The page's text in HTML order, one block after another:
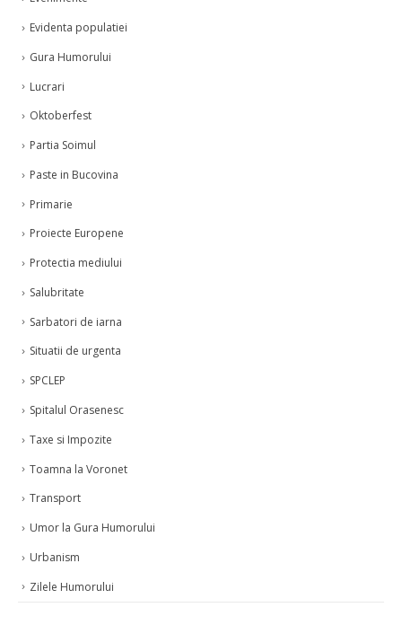
Evidenta populatiei
Oktoberfest
Partia Soimul
Protectia mediului
Situatii de urgenta
Umor la Gura Humorului